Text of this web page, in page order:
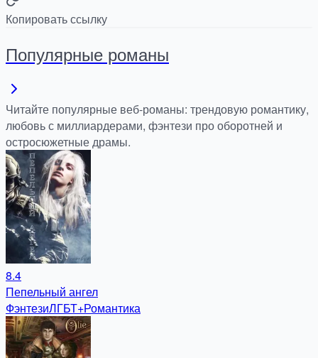
Копировать ссылку
Популярные романы
Читайте популярные веб-романы: трендовую романтику,
любовь с миллиардерами, фэнтези про оборотней и
остросюжетные драмы.
8.4
Пепельный ангел
ФэнтезиЛГБТ+Романтика